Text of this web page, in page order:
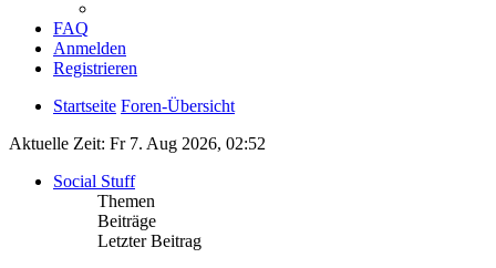
FAQ
Anmelden
Registrieren
Startseite Foren-Übersicht
Aktuelle Zeit: Fr 7. Aug 2026, 02:52
Social Stuff
Themen
Beiträge
Letzter Beitrag